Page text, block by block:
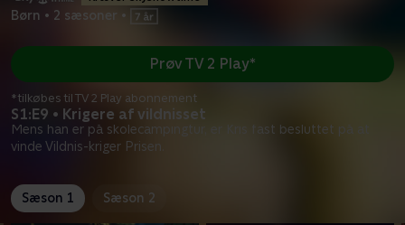
Børn • 2 sæsoner •
S1:E9 • Krigere af vildnisset
Mens han er på skolecampingtur, er Kris fast besluttet på at
vinde Vildnis-kriger Prisen.
Prøv TV 2 Play*
*tilkøbes til TV 2 Play abonnement
Sæson 1 Sæson 2